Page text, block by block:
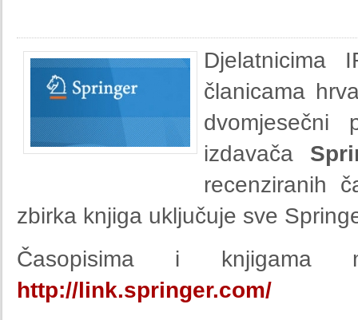
Djelatnicima
članicama
dvomjesečni
izdavača
recenziranih
zbirka knjiga uključuje sve
Časopisima i knjigama
http://link.springer.com/